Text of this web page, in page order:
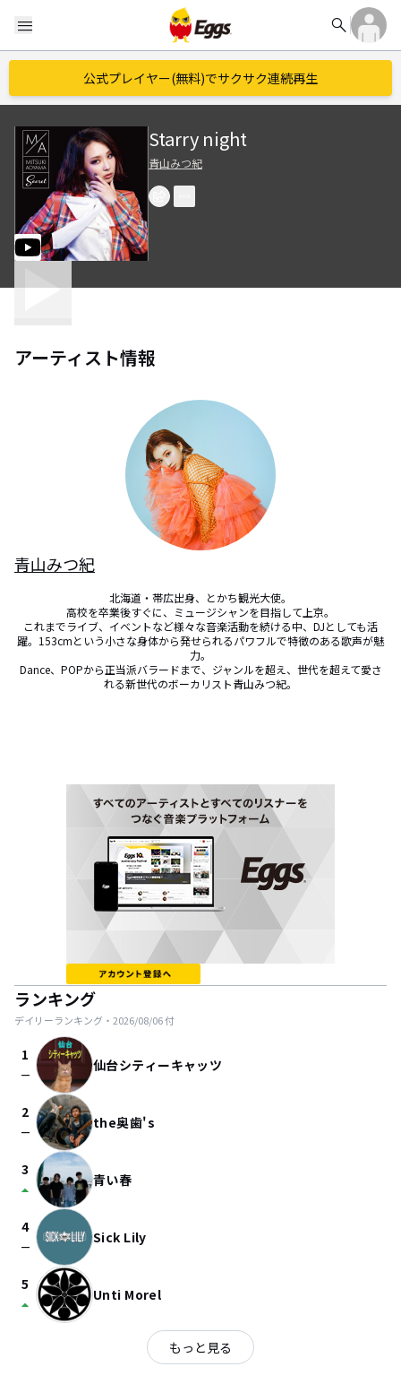
menu search
公式プレイヤー(無料)でサクサク連続再生
Starry night
青山みつ紀
アーティスト情報
青山みつ紀
北海道・帯広出身、とかち観光大使。
高校を卒業後すぐに、ミュージシャンを目指して上京。
これまでライブ、イベントなど様々な音楽活動を続ける中、DJとしても活
躍。153cmという小さな身体から発せられるパワフルで特徴のある歌声が魅
力。
Dance、POPから正当派バラードまで、ジャンルを超え、世代を超えて愛さ
れる新世代のボーカリスト青山みつ紀。
ランキング
デイリーランキング・ 2026/08/06付
1
check_indeterminate_small 仙台シティーキャッツ
2
check_indeterminate_small the奥歯's
3
arrow_drop_up 青い春
4
check_indeterminate_small Sick Lily
5
arrow_drop_up Unti Morel
もっと見る